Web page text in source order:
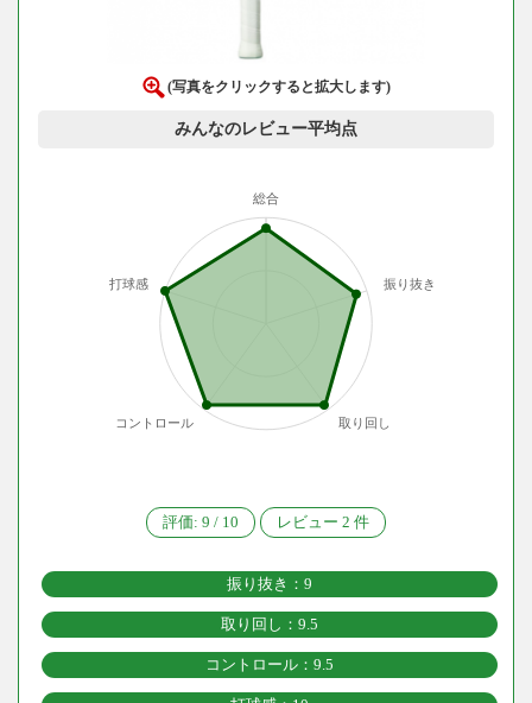
(写真をクリックすると拡大します)
みんなのレビュー平均点
総合
振り抜き
取り回し
コントロール
打球感
評価: 9 / 10 レビュー 2 件
振り抜き：9
取り回し：9.5
コントロール：9.5